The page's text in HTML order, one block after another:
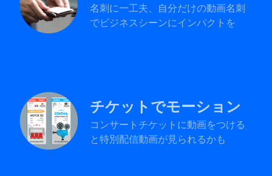
名刺に一工夫、自分だけの動画名刺
でビジネスシーンにインパクトを
チケットでモーション
コンサートチケットに動画をつける
と特別配信動画が見られるかも